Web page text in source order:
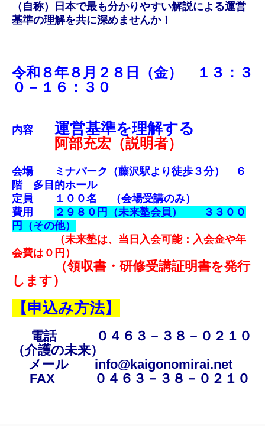
（自称）日本で最も分かりやすい解説による運営
基準の理解を共に深めませんか！
令和８年８月２８日（金） １３：３
０－１６：３０
内容 運営基準を理解する
阿部充宏（説明者）
会場 ミナパーク（藤沢駅より徒歩３分） ６
階 多目的ホール
定員 １００名 （会場受講のみ）
費用
２９８０円（未来塾会員） ３３００
円（その他）
（未来塾は、当日入会可能：入会金や年
会費は０円）
（領収書・研修受講証明書を発行
します）
【申込み方法】
電話 ０４６３－３８－０２１０
（介護の未来）
メール info@kaigonomirai.net
FAX ０４６３－３８－０２１０